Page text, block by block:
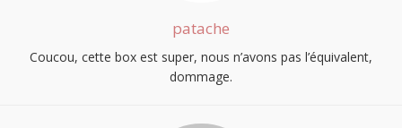
patache
Coucou, cette box est super, nous n’avons pas l’équivalent,
dommage.